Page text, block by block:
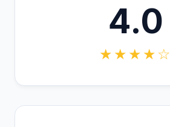
4.0
★★★★☆